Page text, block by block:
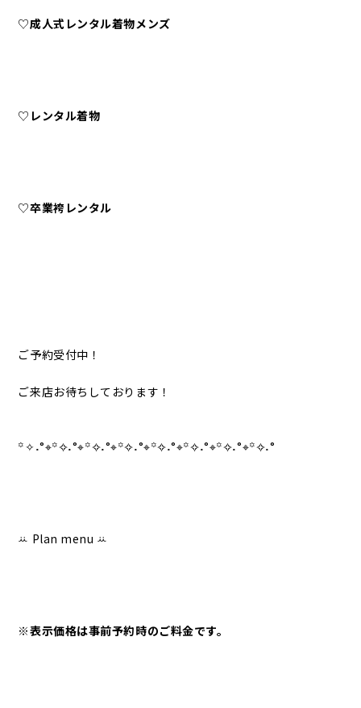
♡成人式レンタル着物メンズ
♡ レンタル着物
♡卒業袴レンタル
ご予約受付中！
ご来店お待ちしております！
꙳✧˖°⌖꙳✧˖°⌖꙳✧˖°⌖꙳✧˖°⌖꙳✧˖°⌖꙳✧˖°⌖꙳✧˖°⌖꙳✧˖°
ꕁ Plan menu ꕁ
※表示価格は事前予約時のご料金です。